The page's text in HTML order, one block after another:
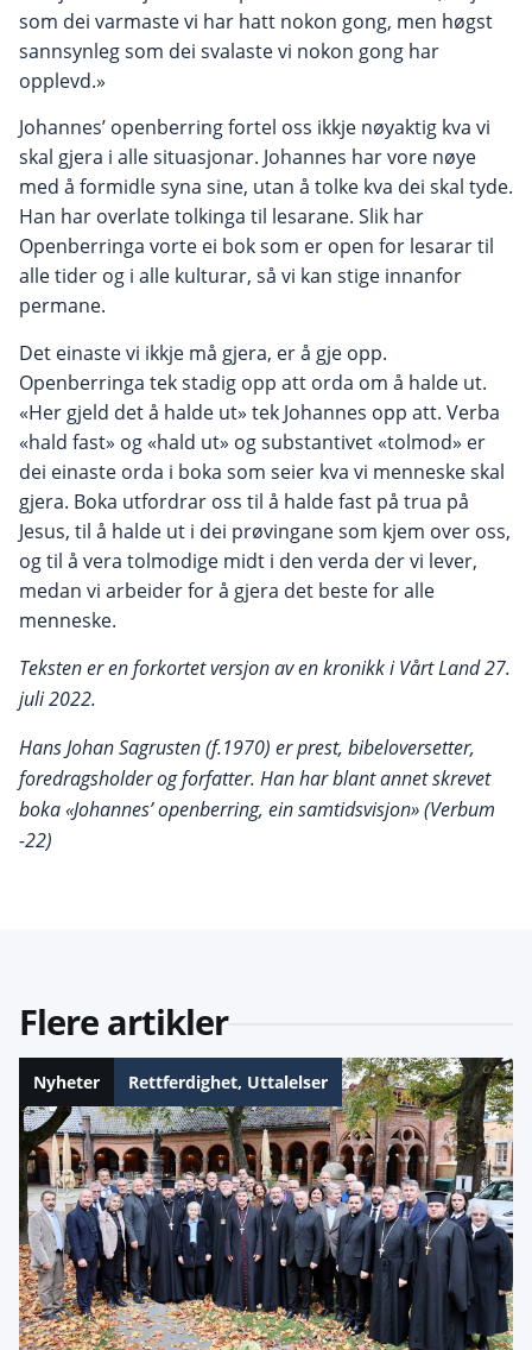
som dei varmaste vi har hatt nokon gong, men høgst
sannsynleg som dei svalaste vi nokon gong har
opplevd.»
Johannes’ openberring fortel oss ikkje nøyaktig kva vi
skal gjera i alle situasjonar. Johannes har vore nøye
med å formidle syna sine, utan å tolke kva dei skal tyde.
Han har overlate tolkinga til lesarane. Slik har
Openberringa vorte ei bok som er open for lesarar til
alle tider og i alle kulturar, så vi kan stige innanfor
permane.
Det einaste vi ikkje må gjera, er å gje opp.
Openberringa tek stadig opp att orda om å halde ut.
«Her gjeld det å halde ut» tek Johannes opp att. Verba
«hald fast» og «hald ut» og substantivet «tolmod» er
dei einaste orda i boka som seier kva vi menneske skal
gjera. Boka utfordrar oss til å halde fast på trua på
Jesus, til å halde ut i dei prøvingane som kjem over oss,
og til å vera tolmodige midt i den verda der vi lever,
medan vi arbeider for å gjera det beste for alle
menneske.
Teksten er en forkortet versjon av en kronikk i Vårt Land 27.
juli 2022.
Hans Johan Sagrusten (f.1970) er prest, bibeloversetter,
foredragsholder og forfatter. Han har blant annet skrevet
boka«Johannes’openberring, ein samtidsvisjon»(Verbum
-22)
Flere artikler
Nyheter Rettferdighet, Uttalelser